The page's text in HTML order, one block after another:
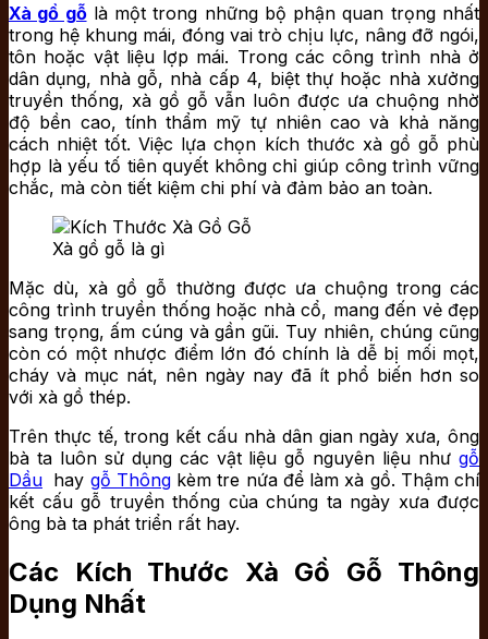
Xà gồ gỗlà một trong những bộ phận quan trọng nhất
trong hệ khung mái, đóng vai trò chịu lực, nâng đỡ ngói,
tôn hoặc vật liệu lợp mái. Trong các công trình nhà ở
dân dụng, nhà gỗ, nhà cấp 4, biệt thự hoặc nhà xưởng
truyền thống, xà gồ gỗ vẫn luôn được ưa chuộng nhờ
độ bền cao, tính thẩm mỹ tự nhiên cao và khả năng
cách nhiệt tốt. Việc lựa chọn kích thước xà gồ gỗ phù
hợp là yếu tố tiên quyết không chỉ giúp công trình vững
chắc, mà còn tiết kiệm chi phí và đảm bảo an toàn.
Xà gồ gỗ là gì
Mặc dù, xà gồ gỗ thường được ưa chuộng trong các
công trình truyền thống hoặc nhà cổ, mang đến vẻ đẹp
sang trọng, ấm cúng và gần gũi. Tuy nhiên, chúng cũng
còn có một nhược điểm lớn đó chính là dễ bị mối mọt,
cháy và mục nát, nên ngày nay đã ít phổ biến hơn so
với xà gồ thép.
Trên thực tế, trong kết cấu nhà dân gian ngày xưa, ông
bà ta luôn sử dụng các vật liệu gỗ nguyên liệu như gỗ
Dầu hay gỗ Thôngkèm tre nứa để làm xà gồ. Thậm chí
kết cấu gỗ truyền thống của chúng ta ngày xưa được
ông bà ta phát triển rất hay.
Các Kích Thước Xà Gồ Gỗ Thông
Dụng Nhất